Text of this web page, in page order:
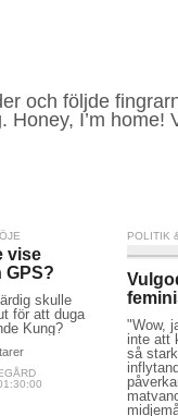
och följde
I’m home!
vise
GPS?
skulle
för att duga
Kung?
POLITIK
"Wow,
inte att
så